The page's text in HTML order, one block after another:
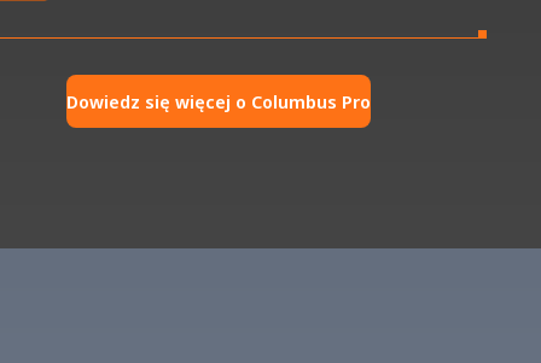
Dowiedz się więcej o Columbus Pro